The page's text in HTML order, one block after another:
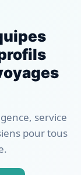
service
pour tous